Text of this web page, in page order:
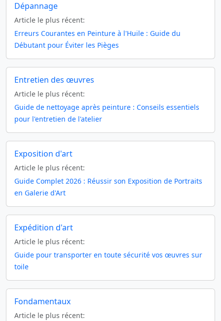
Dépannage
Article le plus récent:
Erreurs Courantes en Peinture à l'Huile : Guide du
Débutant pour Éviter les Pièges
Entretien des œuvres
Article le plus récent:
Guide de nettoyage après peinture : Conseils essentiels
pour l'entretien de l'atelier
Exposition d'art
Article le plus récent:
Guide Complet 2026 : Réussir son Exposition de Portraits
en Galerie d'Art
Expédition d'art
Article le plus récent:
Guide pour transporter en toute sécurité vos œuvres sur
toile
Fondamentaux
Article le plus récent: